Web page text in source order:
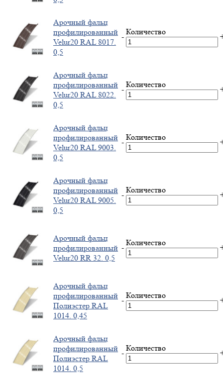
Арочный фальц
профилированный
Velur20 RAL 8017.
0,5
-
Количество
Арочный фальц
профилированный
Velur20 RAL 8022.
0,5
-
Количество
Арочный фальц
профилированный
Velur20 RAL 9003.
0,5
-
Количество
Арочный фальц
профилированный
Velur20 RAL 9005.
0,5
-
Количество
Арочный фальц
профилированный
Velur20 RR 32. 0,5
-
Количество
Арочный фальц
профилированный
Полиэстер RAL
1014. 0,45
-
Количество
Арочный фальц
профилированный
Полиэстер RAL
1014. 0,5
-
Количество